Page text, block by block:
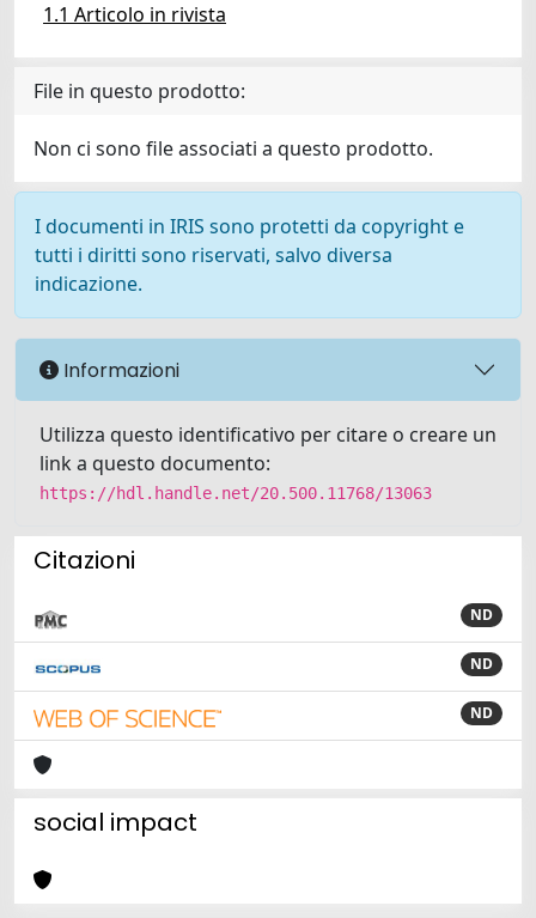
1.1 Articolo in rivista
File in questo prodotto:
Non ci sono file associati a questo prodotto.
I documenti in IRIS sono protetti da copyright e
tutti i diritti sono riservati, salvo diversa
indicazione.
Informazioni
Utilizza questo identificativo per citare o creare un
link a questo documento:
https://hdl.handle.net/20.500.11768/13063
Citazioni
ND
ND
ND
social impact